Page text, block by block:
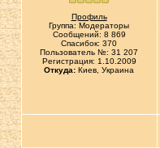
Профиль
Группа: Модераторы
Сообщений: 8 869
Спасибок: 370
Пользователь №: 31 207
Регистрация: 1.10.2009
Откуда: Киев, Украина